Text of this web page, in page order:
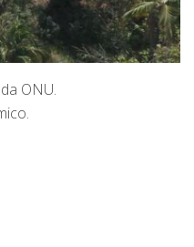
ONU.